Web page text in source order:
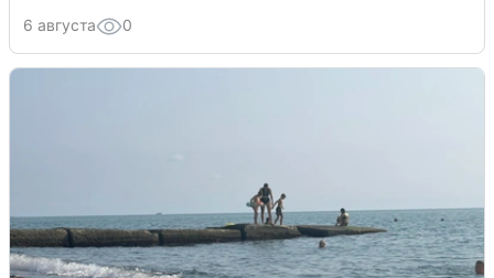
6 августа 0